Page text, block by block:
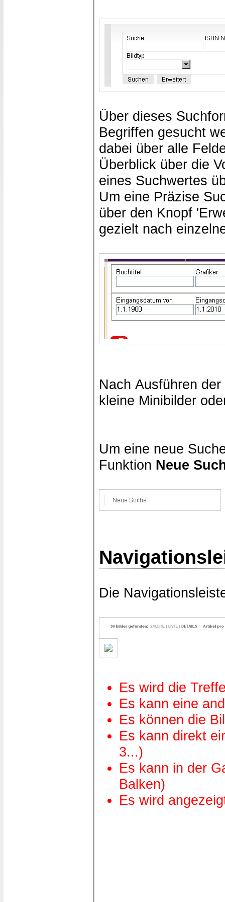
Über dieses
Begriffen gesucht
dabei über alle
Überblick über die
eines Suchwertes
Um eine Präzise
über den Knopf
gezielt nach
Nach Ausführen
kleine Minibilder
Um eine neue
Funktion Neue
Die
Es wird die
Es kann eine
Es können die
Es kann direkt
3...)
Es kann in der
Balken)
Es wird